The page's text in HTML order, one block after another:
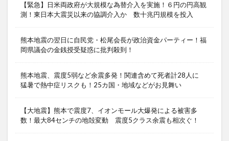
【緊急】日米両政府が大規模な為替介入を実施！６円の円高観
測！東日本大震災以来の協調介入か 数十兆円規模を投入
熊本地震の翌日に自民党・松尾会長が政治資金パーティー！福
岡県議会の金銭授受疑惑に批判殺到！
熊本地震、震度5弱など余震多発！関連含めて死者計28人に
猛暑で熱中症リスクも！25カ国・地域などがお見舞い
【大地震】熊本で震度7、イオンモール大爆発による被害多
数！最大84センチの地殻変動 震度5クラス余震も相次ぐ！